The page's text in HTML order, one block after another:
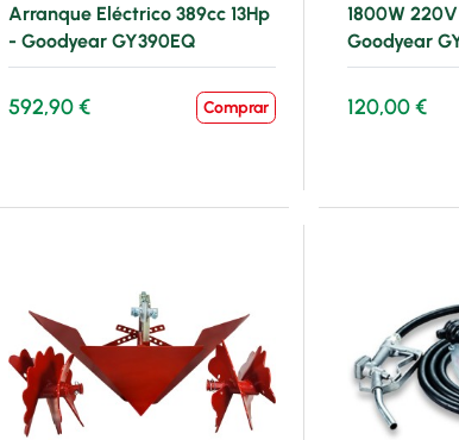
Arranque Eléctrico 389cc 13Hp
- Goodyear GY390EQ
592,90 € Comprar
1800W
Goodyear
120,00 €